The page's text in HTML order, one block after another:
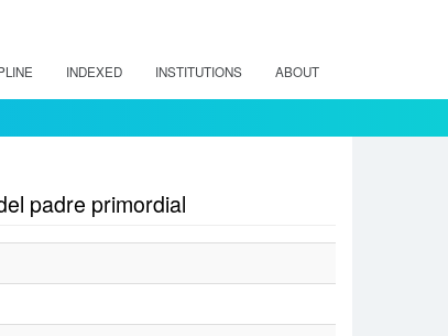
INDEXED INSTITUTIONS ABOUT
padre primordial